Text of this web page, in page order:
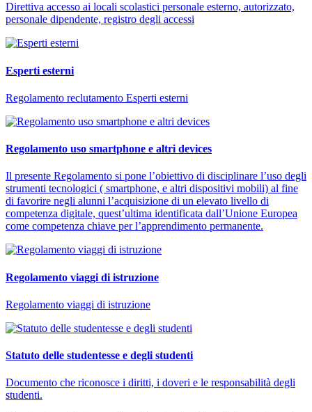
Direttiva accesso ai locali scolastici personale esterno, autorizzato,
personale dipendente, registro degli accessi
Esperti esterni
Regolamento reclutamento Esperti esterni
Regolamento uso smartphone e altri devices
Il presente Regolamento si pone l’obiettivo di disciplinare l’uso degli
strumenti tecnologici ( smartphone, e altri dispositivi mobili) al fine
di favorire negli alunni l’acquisizione di un elevato livello di
competenza digitale, quest’ultima identificata dall’Unione Europea
come competenza chiave per l’apprendimento permanente.
Regolamento viaggi di istruzione
Regolamento viaggi di istruzione
Statuto delle studentesse e degli studenti
Documento che riconosce i diritti, i doveri e le responsabilità degli
studenti.